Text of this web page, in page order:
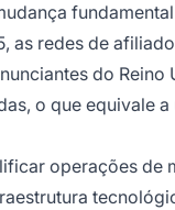
as redes de
do Reino
o que equivale
operações de